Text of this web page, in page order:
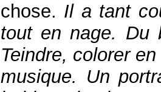
chose. Il a tant
tout en nage. Du
Teindre, colorer
musique. Un